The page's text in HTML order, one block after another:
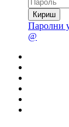
Паролни
@